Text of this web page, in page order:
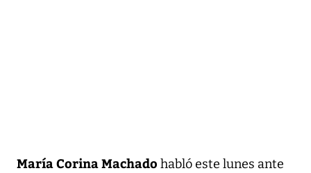
María Corina Machado habló este lunes ante